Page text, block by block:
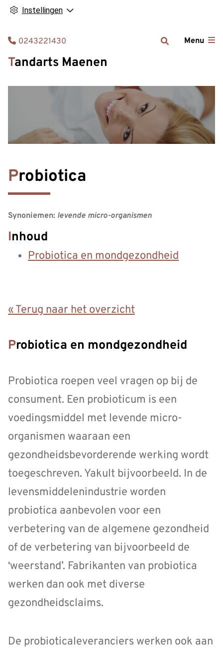
Instellingen
Tandarts Maenen
Menu
Tel:
0243221430
Probiotica
Synoniemen: levende micro-organismen
Inhoud
Probiotica en mondgezondheid
« Terug naar het overzicht
Probiotica en mondgezondheid
Probiotica roepen veel vragen op bij de
consument. Een probioticum is een
voedingsmiddel met levende micro-
organismen waaraan een
gezondheidsbevorderende werking wordt
toegeschreven. Yakult bijvoorbeeld. In de
levensmiddelenindustrie worden
probiotica aanbevolen voor een
verbetering van de algemene gezondheid
of de verbetering van bijvoorbeeld de
‘weerstand’. Fabrikanten van probiotica
werken dan ook met diverse
gezondheidsclaims.
De probioticaleveranciers werken ook aan